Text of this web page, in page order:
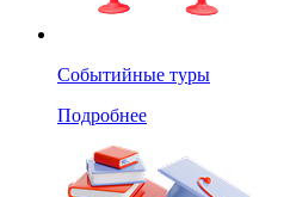
Событийные туры
Подробнее